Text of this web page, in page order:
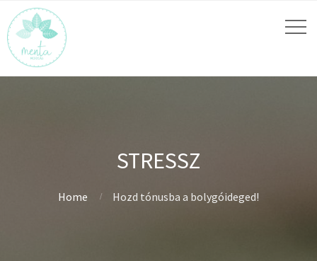
STRESSZ
Home Hozd tónusba a bolygóideged!